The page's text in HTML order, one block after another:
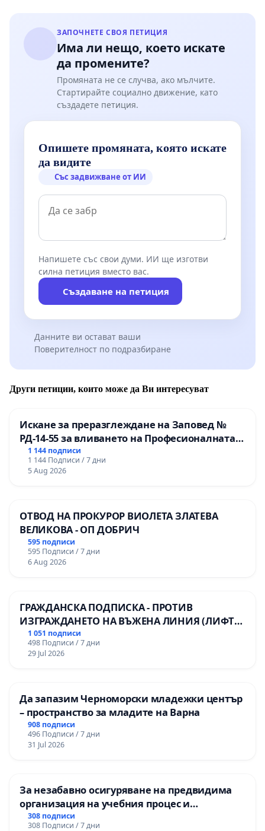
ЗАПОЧНЕТЕ СВОЯ ПЕТИЦИЯ
Има ли нещо, което искате
да промените?
Промяната не се случва, ако мълчите.
Стартирайте социално движение, като
създадете петиция.
Опишете промяната, която искате
да видите
Със задвижване от ИИ
Напишете със свои думи. ИИ ще изготви
силна петиция вместо вас.
Създаване на петиция
Данните ви остават ваши
Поверителност по подразбиране
Други петиции, които може да Ви интересуват
Искане за преразглеждане на Заповед №
РД-14-55 за вливането на Професионалната
гимназия по промишлени технологии в
Професионалната гимназия по икономика и
мениджмънт – гр. Пазарджик
1 144 подписи
1 144 Подписи / 7 дни
5 Aug 2026
ОТВОД НА ПРОКУРОР ВИОЛЕТА ЗЛАТЕВА
ВЕЛИКОВА - ОП ДОБРИЧ
595 подписи
595 Подписи / 7 дни
6 Aug 2026
ГРАЖДАНСКА ПОДПИСКА - ПРОТИВ
ИЗГРАЖДАНЕТО НА ВЪЖЕНА ЛИНИЯ (ЛИФТ)
НА ТЕРИТОРИЯТА НА ПРИРОДНА
ЗАБЕЛЕЖИТЕЛНОСТ „ХЪЛМ НА
ОСВОБОДИТЕЛИТЕ“ (БУНАРДЖИК)
1 051 подписи
498 Подписи / 7 дни
29 Jul 2026
Да запазим Черноморски младежки център
– пространство за младите на Варна
908 подписи
496 Подписи / 7 дни
31 Jul 2026
За незабавно осигуряване на предвидима
организация на учебния процес и
гарантиране на правото на равнопоставено
308 подписи
308 Подписи / 7 дни